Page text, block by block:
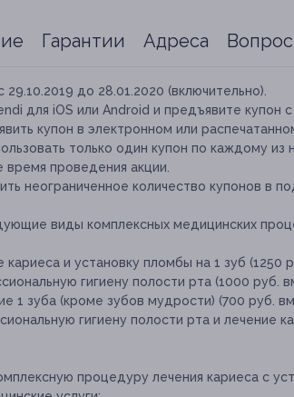
Гарантии Адреса
29.10.2019 до 28.01.2020 (включительно).
для iOS или Android и предъявите купон
купон в электронном или
только один купон по каждому из
время проведения акции.
неограниченное количество купонов в
виды комплексных медицинских
кариеса и установку пломбы на 1 зуб (1250
гигиену полости рта (1000 руб.
1 зуба (кроме зубов мудрости) (700 руб.
гигиену полости рта и лечение
процедуру лечения кариеса с